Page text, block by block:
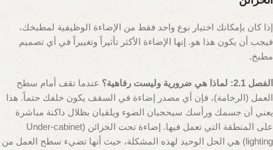
إذا كان بإمكانك اختيار نوع واحد فقط من الإضاءة الوظيفية لمطبخك،
فيجب أن يكون هذا هو. إنها الإضاءة الأكثر تأثيراً وتغييراً في أي تصميم
مطبخ.
الفصل 2.1: لماذا هي ضرورية وليست رفاهية؟
عندما تقف أمام سطح
العمل (الرخامة)، فإن أي مصدر إضاءة في السقف يكون خلفك حتماً. هذا
يعني أن جسمك ورأسك سيحجبان الضوء ويلقيان بظلال داكنة مباشرة
على المنطقة التي تعمل فيها. إضاءة تحت الخزائن (Under-cabinet
lighting) هي الحل الوحيد لهذه المشكلة، حيث أنها تضيء سطح العمل من